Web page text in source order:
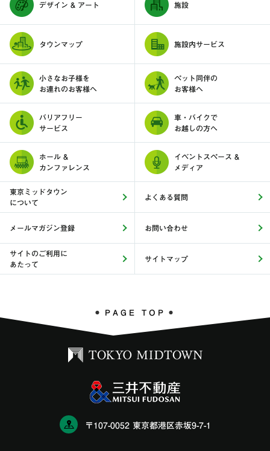
デザイン & アート 施設
タウンマップ 施設内サービス
小さなお子様を
お連れのお客様へ
ペット同伴の
お客様へ
バリアフリー
サービス
車・バイクで
お越しの方へ
ホール &
カンファレンス
イベントスペース &
メディア
東京ミッドタウン
について
よくある質問
メールマガジン登録 お問い合わせ
サイトのご利用に
あたって
サイトマップ
PAGE TOP
〒107-0052 東京都港区赤坂9-7-1